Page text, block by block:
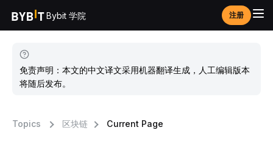
Bybit 学院 注册
免责声明：本文的中文译文采用机器翻译生成，人工编辑版本
将随后发布。
Topics 区块链 Current Page